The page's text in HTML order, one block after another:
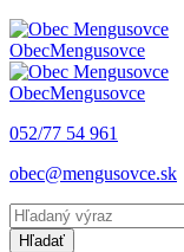
ObecMengusovce
ObecMengusovce
052/77 54 961
obec@mengusovce.sk
Hľadať